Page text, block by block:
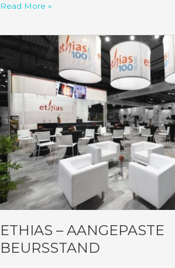
Read More »
ETHIAS – AANGEPASTE
BEURSSTAND
Ethias
Aangepaste
beursstand